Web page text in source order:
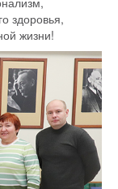
здоровья,
жизни!